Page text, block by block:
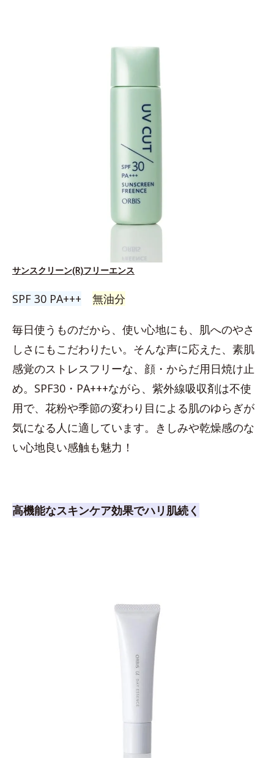
サンスクリーン(R)フリーエンス
SPF 30 PA+++ 無油分
毎日使うものだから、使い心地にも、肌へのやさ
しさにもこだわりたい。そんな声に応えた、素肌
感覚のストレスフリーな、顔・からだ用日焼け止
め。SPF30・PA+++ながら、紫外線吸収剤は不使
用で、花粉や季節の変わり目による肌のゆらぎが
気になる人に適しています。きしみや乾燥感のな
い心地良い感触も魅力！
高機能なスキンケア効果でハリ肌続く